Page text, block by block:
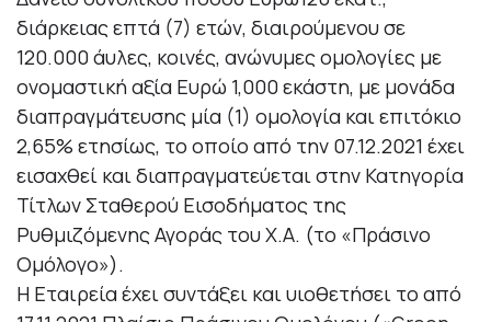
διάρκειας επτά (7) ετών, διαιρούμενου σε
120.000 άυλες, κοινές, ανώνυμες ομολογίες με
ονομαστική αξία Ευρώ 1,000 εκάστη, με μονάδα
διαπραγμάτευσης μία (1) ομολογία και επιτόκιο
2,65% ετησίως, το οποίο από την 07.12.2021 έχει
εισαχθεί και διαπραγματεύεται στην Κατηγορία
Τίτλων Σταθερού Εισοδήματος της
Ρυθμιζόμενης Αγοράς του Χ.Α. (το «Πράσινο
Ομόλογο»).
Η Εταιρεία έχει συντάξει και υιοθετήσει το από